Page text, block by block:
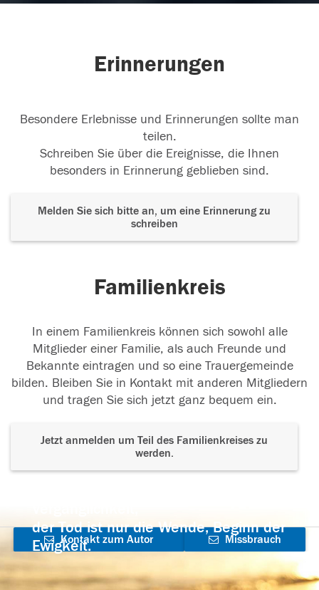
Erinnerungen
Besondere Erlebnisse und Erinnerungen sollte man
teilen.
Schreiben Sie über die Ereignisse, die Ihnen
besonders in Erinnerung geblieben sind.
Melden Sie sich bitte an, um eine Erinnerung zu
schreiben
Familienkreis
In einem Familienkreis können sich sowohl alle
Mitglieder einer Familie, als auch Freunde und
Bekannte eintragen und so eine Trauergemeinde
bilden. Bleiben Sie in Kontakt mit anderen Mitgliedern
und tragen Sie sich jetzt ganz bequem ein.
Jetzt anmelden um Teil des Familienkreises zu
werden.
der Tod ist nur die Wende, Beginn der
Ewigkeit.
Kontakt zum Autor
aufnehmen
Missbrauch